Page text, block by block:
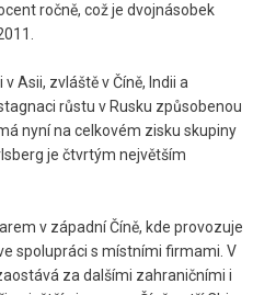
ročně, což je dvojnásobek
Asii, zvláště v Číně, Indii a
růstu v Rusku způsobenou
nyní na celkovém zisku skupiny
je čtvrtým největším
v západní Číně, kde provozuje
spolupráci s místními firmami. V
za dalšími zahraničními i